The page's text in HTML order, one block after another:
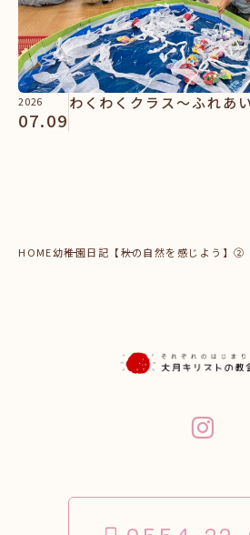
2026
07.09
わくわくクラス～ふれあ
HOME幼稚園日記 【秋の自然を感じよう】②